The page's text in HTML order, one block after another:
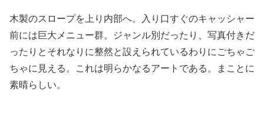
木製のスロープを上り内部へ。入り口すぐのキャッシャー
前には巨大メニュー群。ジャンル別だったり、写真付きだ
ったりとそれなりに整然と設えられているわりにごちゃご
ちゃに見える。これは明らかなるアートである。まことに
素晴らしい。